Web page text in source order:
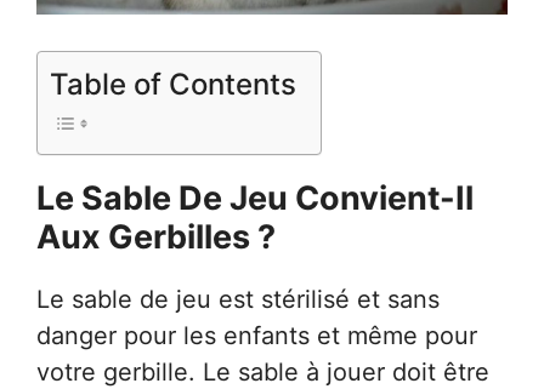
Table of Contents
Le Sable De Jeu Convient-Il
Aux Gerbilles ?
Le sable de jeu est stérilisé et sans
danger pour les enfants et même pour
votre gerbille. Le sable à jouer doit être